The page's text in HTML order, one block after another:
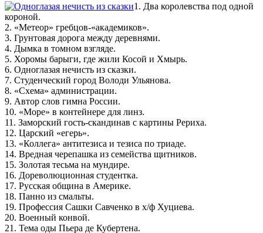
1. Два королевства под одной
короной.
2. «Метеор» гребцов-«академиков».
3. Грунтовая дорога между деревнями.
4. Дымка в томном взгляде.
5. Хоромы барыги, где жили Косой и Хмырь.
6. Одноглазая нечисть из сказки.
7. Студенческий город Володи Ульянова.
8. «Схема» администрации.
9. Автор слов гимна России.
10. «Море» в контейнере для линз.
11. Заморский гость-скандинав с картины Рериха.
12. Царский «егерь».
13. «Коллега» антитезиса и тезиса по триаде.
14. Вредная черепашка из семейства щитников.
15. Золотая тесьма на мундире.
16. Дореволюционная студентка.
17. Русская община в Америке.
18. Панно из смальты.
19. Профессия Сашки Савченко в х/ф Хуциева.
20. Военный конвой.
21. Тема оды Пьера де Кубертена.